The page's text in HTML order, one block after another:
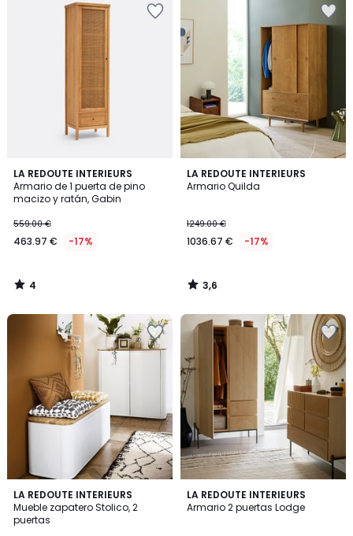
LA REDOUTE INTERIEURS
Armario de 1 puerta de pino
macizo y ratán, Gabin
559.00 €
463.97 € -17%
4
/
5
4
/
LA REDOUTE INTERIEURS
Armario Quilda
1249.00 €
1036.67 € -17%
3,6
/ 5
3,6
/
LA REDOUTE INTERIEURS
Mueble zapatero Stolico, 2
puertas
4,1
/ 5
LA REDOUTE INTERIEURS
Armario 2 puertas Lodge
4,3
/ 5
2
Colores